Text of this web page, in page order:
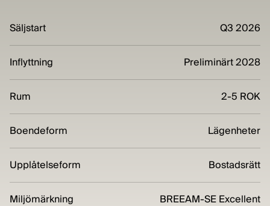
Säljstart Q3 2026
Inflyttning Preliminärt 2028
Rum 2-5 ROK
Boendeform Lägenheter
Upplåtelseform Bostadsrätt
Miljömärkning BREEAM-SE Excellent